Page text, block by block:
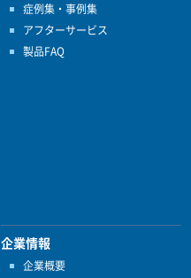
症例集・事例集
アフターサービス
製品FAQ
企業情報
企業概要